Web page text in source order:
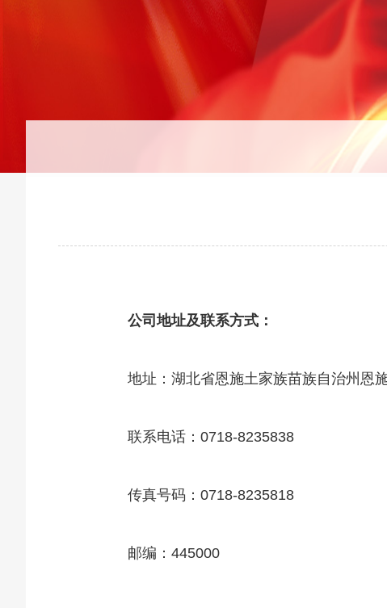
公司地址及联系方式：
地址：湖北省恩施土家族苗族自治州恩
联系电话：0718-8235838
传真号码：0718-8235818
邮编：445000